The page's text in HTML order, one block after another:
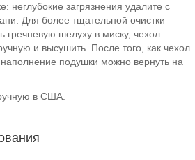
неглубокие загрязнения удалите с
Для более тщательной очистки
гречневую шелуху в миску, чехол
и высушить. После того, как чехол
подушки можно вернуть на
в США.